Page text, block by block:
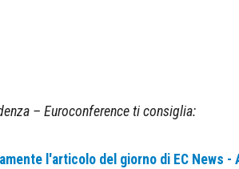
– Euroconference ti consiglia:
l'articolo del giorno di EC News -